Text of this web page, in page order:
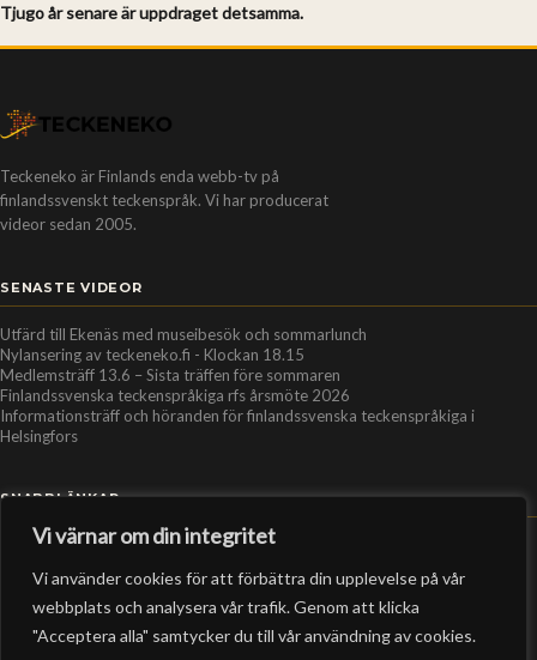
Vi värnar om din integritet
Vi använder cookies för att förbättra din upplevelse på vår
webbplats och analysera vår trafik. Genom att klicka
"Acceptera alla" samtycker du till vår användning av cookies.
Tjugo år senare är uppdraget detsamma.
Teckeneko är Finlands enda webb-tv på
finlandssvenskt teckenspråk. Vi har producerat
videor sedan 2005.
SENASTE VIDEOR
Utfärd till Ekenäs med museibesök och sommarlunch
Nylansering av teckeneko.fi - Klockan 18.15
Medlemsträff 13.6 – Sista träffen före sommaren
Finlandssvenska teckenspråkiga rfs årsmöte 2026
Informationsträff och höranden för finlandssvenska teckenspråkiga i
Helsingfors
SNABBLÄNKAR
Personer
Organisationer
Kontakt